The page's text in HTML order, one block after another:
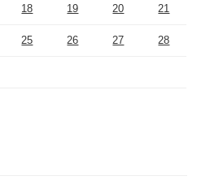
18 19 20 21
25 26 27 28